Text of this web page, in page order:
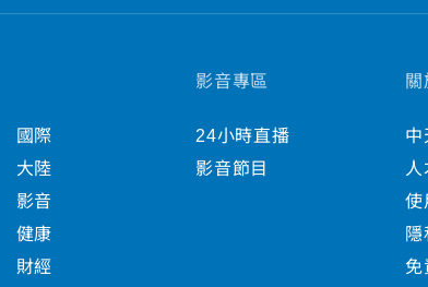
國際
大陸
影音
健康
財經
影音專區
24小時直播
影音節目
關
中
使
隱
免